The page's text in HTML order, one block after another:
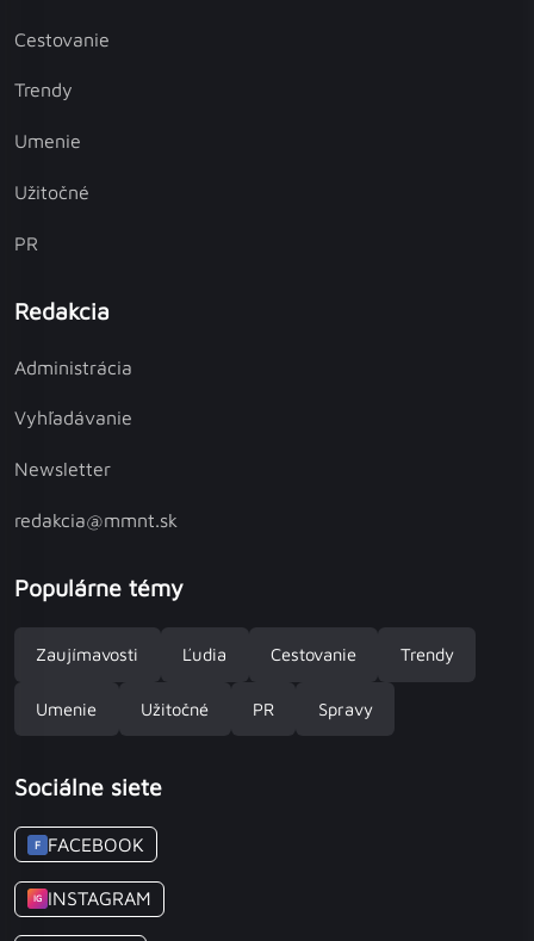
Cestovanie
Trendy
Umenie
Užitočné
PR
Redakcia
Administrácia
Vyhľadávanie
Newsletter
redakcia@mmnt.sk
Populárne témy
Zaujímavosti Ľudia Cestovanie Trendy
Umenie Užitočné PR Spravy
Sociálne siete
F FACEBOOK
IG INSTAGRAM